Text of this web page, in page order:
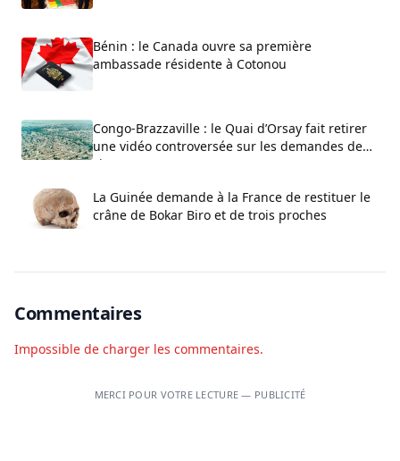
Bénin : le Canada ouvre sa première
ambassade résidente à Cotonou
Congo-Brazzaville : le Quai d’Orsay fait retirer
une vidéo controversée sur les demandes de
visa
La Guinée demande à la France de restituer le
crâne de Bokar Biro et de trois proches
Commentaires
Impossible de charger les commentaires.
MERCI POUR VOTRE LECTURE — PUBLICITÉ